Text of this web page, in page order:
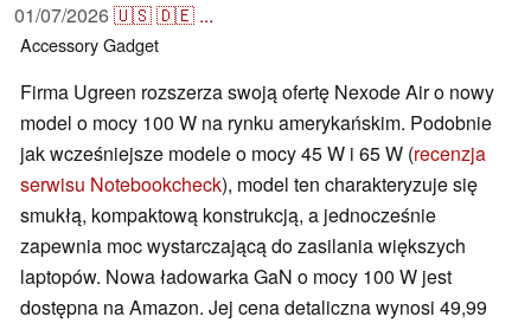
01/07/2026🇺🇸🇩🇪 ...
AccessoryGadget
Firma Ugreen rozszerza swoją ofertę Nexode Air o nowy
model o mocy 100 W na rynku amerykańskim. Podobnie
jak wcześniejsze modele o mocy 45 W i 65 W (recenzja
serwisu Notebookcheck), model ten charakteryzuje się
smukłą, kompaktową konstrukcją, a jednocześnie
zapewnia moc wystarczającą do zasilania większych
laptopów. Nowa ładowarka GaN o mocy 100 W jest
dostępna na Amazon. Jej cena detaliczna wynosi 49,99